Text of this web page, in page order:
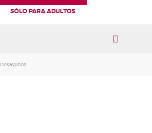
SÓLO PARA ADULTOS
Desayunos